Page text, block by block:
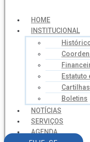
HOME
INSTITUCIONAL
Estatuto
Cartilhas
Boletins
NOTÍCIAS
SERVIÇOS
AGENDA